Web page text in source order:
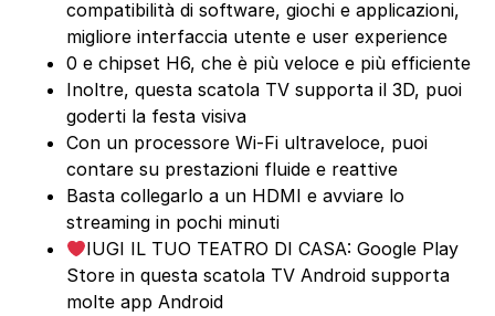
compatibilità di software, giochi e applicazioni,
migliore interfaccia utente e user experience
0 e chipset H6, che è più veloce e più efficiente
Inoltre, questa scatola TV supporta il 3D, puoi
goderti la festa visiva
Con un processore Wi-Fi ultraveloce, puoi
contare su prestazioni fluide e reattive
Basta collegarlo a un HDMI e avviare lo
streaming in pochi minuti
IUGI IL TUO TEATRO DI CASA: Google Play
Store in questa scatola TV Android supporta
molte app Android